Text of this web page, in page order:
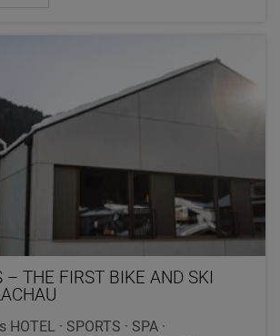
– THE FIRST BIKE AND SKI
· SPORTS · SPA ·